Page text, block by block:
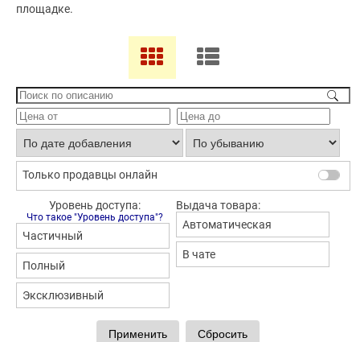
площадке.
Только продавцы онлайн
Уровень доступа:
Что такое "Уровень доступа"?
Частичный
Полный
Эксклюзивный
Выдача товара:
Автоматическая
В чате